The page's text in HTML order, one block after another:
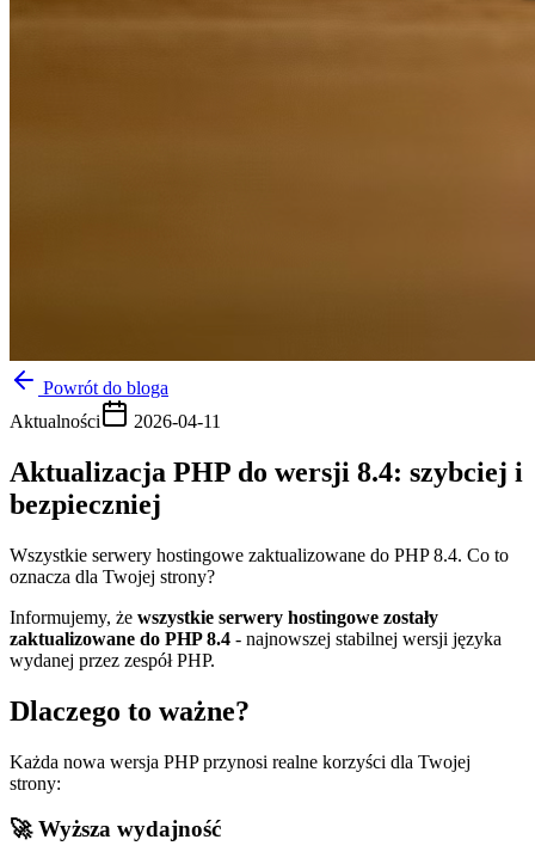
Powrót do bloga
Aktualności
2026-04-11
Aktualizacja PHP do wersji 8.4: szybciej i
bezpieczniej
Wszystkie serwery hostingowe zaktualizowane do PHP 8.4. Co to
oznacza dla Twojej strony?
Informujemy, że wszystkie serwery hostingowe zostały
zaktualizowane do PHP 8.4 - najnowszej stabilnej wersji języka
wydanej przez zespół PHP.
Dlaczego to ważne?
Każda nowa wersja PHP przynosi realne korzyści dla Twojej
strony:
🚀 Wyższa wydajność